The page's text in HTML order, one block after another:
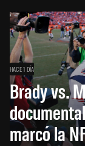
HACE 1 DÍA
Brady vs.
marcó la